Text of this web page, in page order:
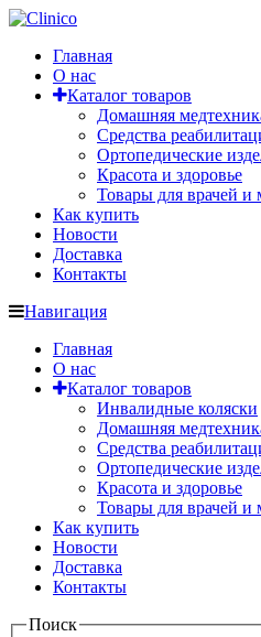
Главная
О нас
Каталог товаров
Домашняя
Средства
Ортопедические
Красота и здоровье
Товары для врачей и
Как купить
Новости
Доставка
Контакты
Навигация
Главная
О нас
Каталог товаров
Инвалидные коляски
Домашняя
Средства
Ортопедические
Красота и здоровье
Товары для врачей и
Как купить
Новости
Доставка
Контакты
Поиск